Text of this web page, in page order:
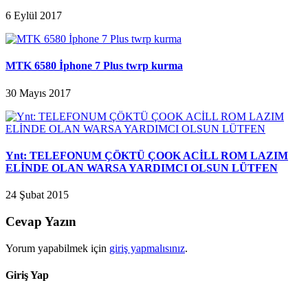
6 Eylül 2017
MTK 6580 İphone 7 Plus twrp kurma
30 Mayıs 2017
Ynt: TELEFONUM ÇÖKTÜ ÇOOK ACİLL ROM LAZIM
ELİNDE OLAN WARSA YARDIMCI OLSUN LÜTFEN
24 Şubat 2015
Cevap Yazın
Yorum yapabilmek için giriş yapmalısınız.
Giriş Yap